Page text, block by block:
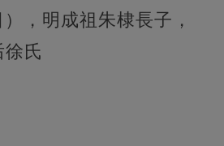
，明成祖朱棣長子，
氏